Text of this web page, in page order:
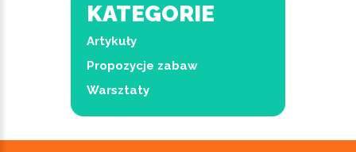
KATEGORIE
Artykuły
Propozycje zabaw
Warsztaty